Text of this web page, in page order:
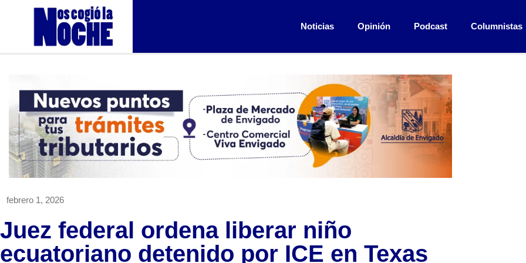
Noticias Opinión Podcast Columnistas
febrero 1, 2026
Juez federal ordena liberar niño
ecuatoriano detenido por ICE en Texas